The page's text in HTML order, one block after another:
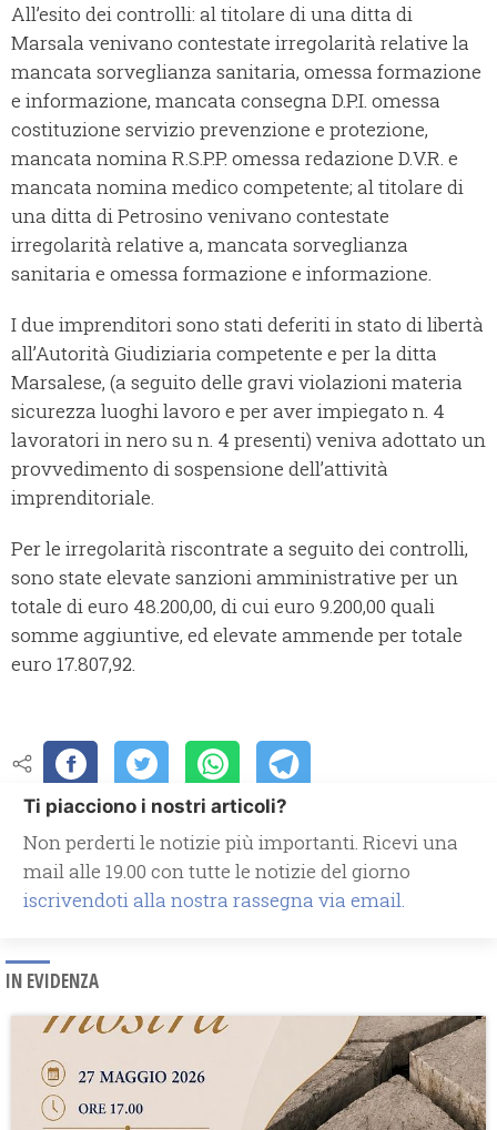
All’esito dei controlli: al titolare di una ditta di
Marsala venivano contestate irregolarità relative la
mancata sorveglianza sanitaria, omessa formazione
e informazione, mancata consegna D.P.I. omessa
costituzione servizio prevenzione e protezione,
mancata nomina R.S.P.P. omessa redazione D.V.R. e
mancata nomina medico competente; al titolare di
una ditta di Petrosino venivano contestate
irregolarità relative a, mancata sorveglianza
sanitaria e omessa formazione e informazione.
I due imprenditori sono stati deferiti in stato di libertà
all’Autorità Giudiziaria competente e per la ditta
Marsalese, (a seguito delle gravi violazioni materia
sicurezza luoghi lavoro e per aver impiegato n. 4
lavoratori in nero su n. 4 presenti) veniva adottato un
provvedimento di sospensione dell’attività
imprenditoriale.
Per le irregolarità riscontrate a seguito dei controlli,
sono state elevate sanzioni amministrative per un
totale di euro 48.200,00, di cui euro 9.200,00 quali
somme aggiuntive, ed elevate ammende per totale
euro 17.807,92.
Ti piacciono i nostri articoli?
Non perderti le notizie più importanti. Ricevi una
mail alle 19.00 con tutte le notizie del giorno
iscrivendoti alla nostra rassegna via email.
IN EVIDENZA